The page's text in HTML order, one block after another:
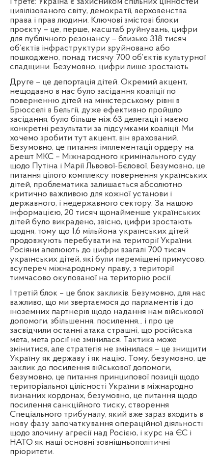
цивілізованого світу, демократії, верховенства
права і прав людини. Ключові змістові блоки
проєкту – це, перше, масштаб руйнувань, цифри
для публічного резонансу – близько 318 тисяч
об’єктів інфраструктури зруйновано або
пошкоджено, понад тисячу 700 об’єктів культурної
спадщини. Безумовно, цифри лише зростають.
Друге – це депортація дітей. Окремий акцент,
нещодавно в нас було засідання коаліції по
поверненню дітей на міністерському рівні в
Брюсселі в Бельгії, дуже ефективно пройшло
засідання, було більше ніж 63 делегації і маємо
конкретні результати за підсумками коаліції. Ми
хочемо зробити тут акцент, він врахований.
Безумовно, це питання імплементації ордеру на
арешт МКС – Міжнародного кримінального суду
щодо Путіна і Марії Львової-Бєлової. Безумовно, це
питання цілого комплексу повернення українських
дітей, проблематика залишається абсолютно
критично важливою для кожної установи і
державного, і недержавного сектору. За нашою
інформацією, 20 тисяч щонайменше українських
дітей було викрадено, звісно, цифри зростають
щодня, тому що 1,6 мільйона українських дітей
продовжують перебувати на території України.
Росіяни апелюють до цифри взагалі 700 тисяч
українських дітей, які були переміщені примусово,
всупереч міжнародному праву, з території
тимчасово окупованої на територію росії.
І третій блок – це блок закликів. Безумовно, для нас
важливо, що ми звертаємося до парламентів і до
іноземних партнерів щодо надання нам військової
допомоги, збільшення, посилення... і про це
засвідчили останні атака страшні, що російська
мета, мета росії не змінилася. Тактика може
змінитися, але стратегія не змінилася – це знищити
Україну як державу і як націю. Тому, безумовно, це
заклик до посилення військової допомоги,
безумовно, це питання принципової позиції щодо
територіальної цілісності України в міжнародно
визнаних кордонах, безумовно, це питання щодо
посилення санкційного тиску, створення
Спеціального трибуналу, який вже зараз входить в
нову фазу започаткування операційної діяльності
щодо злочину агресії над Росією, і курс на ЄС і
НАТО як наші основні зовнішньополітичні
пріоритети.